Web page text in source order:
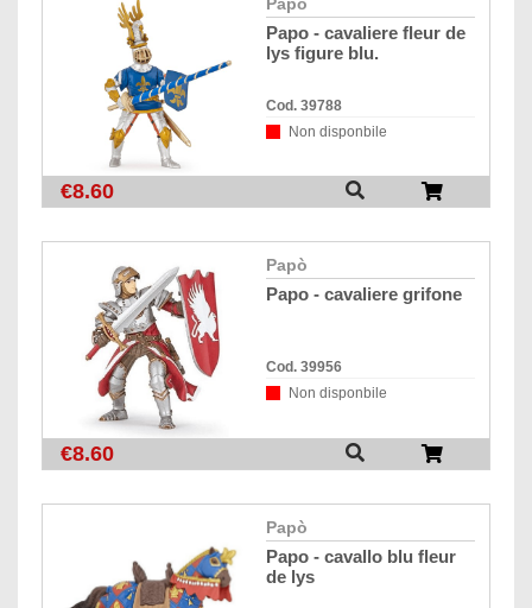
papo - cavaliere fleur de
lys figure blu.
Cod. 39788
Non disponbile
€8.60
papò
papo - cavaliere grifone
Cod. 39956
Non disponbile
€8.60
papò
papo - cavallo blu fleur
de lys